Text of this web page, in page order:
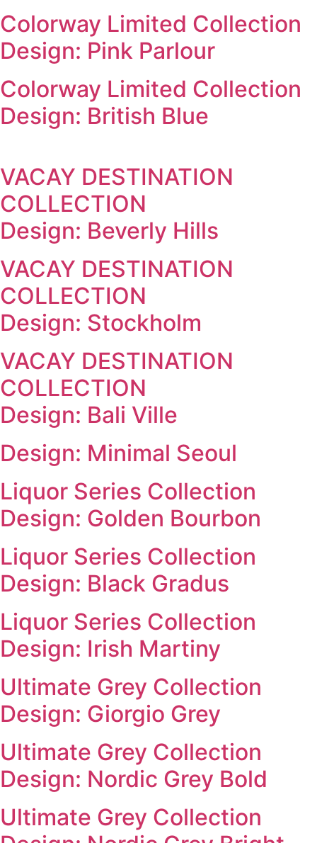
Colorway Limited Collection
Design: Pink Parlour
Colorway Limited Collection
Design: British Blue
VACAY DESTINATION
COLLECTION
Design: Beverly Hills
VACAY DESTINATION
COLLECTION
Design: Stockholm
VACAY DESTINATION
COLLECTION
Design: Bali Ville
Design: Minimal Seoul
Liquor Series Collection
Design: Golden Bourbon
Liquor Series Collection
Design: Black Gradus
Liquor Series Collection
Design: Irish Martiny
Ultimate Grey Collection
Design: Giorgio Grey
Ultimate Grey Collection
Design: Nordic Grey Bold
Ultimate Grey Collection